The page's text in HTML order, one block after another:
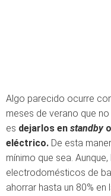
Algo parecido ocurre
meses de verano que
es dejarlos en standbyo
eléctrico. De esta
mínimo que sea.
electrodomésticos de
ahorrar hasta un 80% en